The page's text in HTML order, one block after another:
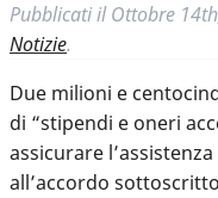
Pubblicati ilOttobre
Notizie.
Due milioni e
di “stipendi e oneri
assicurare
all’accordo